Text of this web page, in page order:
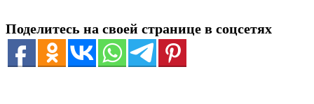
Поделитесь на своей странице в соцсетях